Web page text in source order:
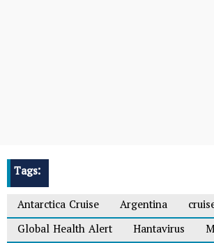
Tags:
Antarctica Cruise
Argentina
Global Health Alert
Hantavirus